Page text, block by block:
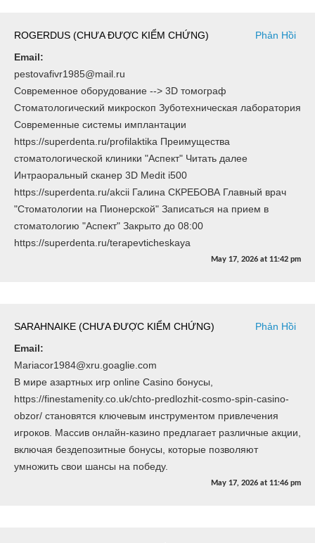
ROGERDUS (CHƯA ĐƯỢC KIỂM CHỨNG)
Phản Hồi
Email:
pestovafivr1985@mail.ru
Современное оборудование --> 3D томограф
Стоматологический микроскоп Зуботехническая лаборатория
Современные системы имплантации
https://superdenta.ru/profilaktika Преимущества
стоматологической клиники "Аспект" Читать далее
Интраоральный сканер 3D Medit i500
https://superdenta.ru/akcii Галина СКРЕБОВА Главный врач
"Стоматологии на Пионерской" Записаться на прием в
стоматологию "Аспект" Закрыто до 08:00
https://superdenta.ru/terapevticheskaya
May 17, 2026 at 11:42 pm
SARAHNAIKE (CHƯA ĐƯỢC KIỂM CHỨNG)
Phản Hồi
Email:
Mariacor1984@xru.goaglie.com
В мире азартных игр online Casino бонусы,
https://finestamenity.co.uk/chto-predlozhit-cosmo-spin-casino-
obzor/ становятся ключевым инструментом привлечения
игроков. Массив онлайн-казино предлагает различные акции,
включая бездепозитные бонусы, которые позволяют
умножить свои шансы на победу.
May 17, 2026 at 11:46 pm